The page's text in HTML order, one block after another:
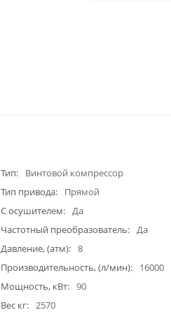
Тип
Винтовой компрессор
Тип привода
Прямой
С осушителем
Да
Частотный преобразователь
Да
Давление, (атм)
8
Производительность, (л/мин)
16000
Мощность, кВт
90
Вес кг
2570